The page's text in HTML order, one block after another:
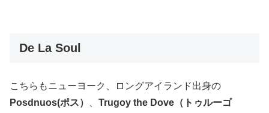
De La Soul
こちらもニューヨーク、ロングアイランド出身の
Posdnuos(ポス）
Trugoy the Dove（トゥルーゴ